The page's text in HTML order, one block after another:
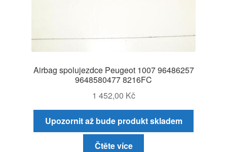
Airbag spolujezdce Peugeot 1007 96486257
9648580477 8216FC
1 452,00 Kč
Upozornit až bude produkt skladem
Čtěte více